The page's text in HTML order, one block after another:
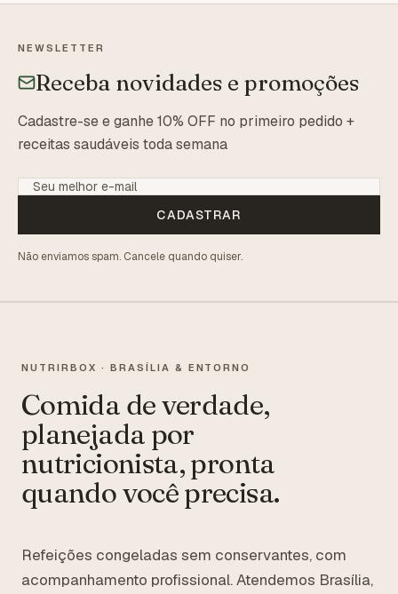
NEWSLETTER
Receba novidades e promoções
Cadastre-se e ganhe 10% OFF no primeiro pedido +
receitas saudáveis toda semana
CADASTRAR
Não enviamos spam. Cancele quando quiser.
NUTRIRBOX · BRASÍLIA & ENTORNO
Comida de verdade,
planejada por
nutricionista, pronta
quando você precisa.
Refeições congeladas sem conservantes, com
acompanhamento profissional. Atendemos Brasília,